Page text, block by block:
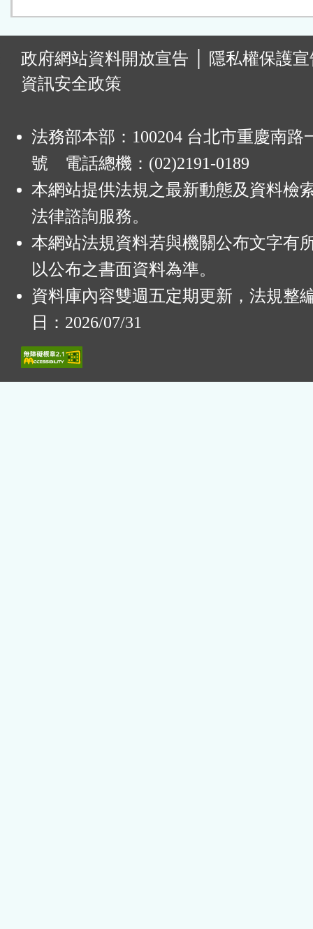
政府網站資料開放宣告
隱私權保護
資訊安全政策
法務部本部：100204 台北市重慶南路
號 電話總機：(02)2191-0189
本網站提供法規之最新動態及資料檢
法律諮詢服務。
本網站法規資料若與機關公布文字有
以公布之書面資料為準。
資料庫內容雙週五定期更新，法規整
日：2026/07/31